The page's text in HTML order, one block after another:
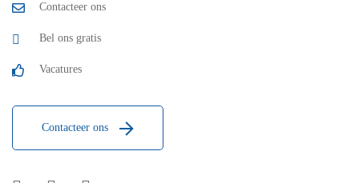
Contacteer ons
Bel ons gratis
Vacatures
Contacteer ons